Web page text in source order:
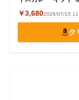
￥3,6802026/07/15
ク